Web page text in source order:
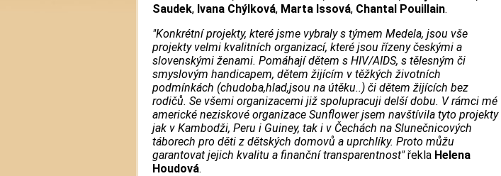
Saudek, Ivana Chýlková, Marta Issová, Chantal Pouillain.
"Konkrétní projekty, které jsme vybraly s týmem Medela, jsou vše
projekty velmi kvalitních organizací, které jsou řízeny českými a
slovenskými ženami. Pomáhají dětem s HIV/AIDS, s tělesným či
smyslovým handicapem, dětem žijícím v těžkých životních
podmínkách (chudoba,hlad,jsou na útěku..) či dětem žijících bez
rodičů. Se všemi organizacemi již spolupracuji delší dobu. V rámci mé
americké neziskové organizace Sunflower jsem navštívila tyto projekty
jak v Kambodži, Peru i Guiney, tak i v Čechách na Slunečnicových
táborech pro děti z dětských domovů a uprchlíky. Proto můžu
garantovat jejich kvalitu a finanční transparentnost"řekla Helena
Houdová.